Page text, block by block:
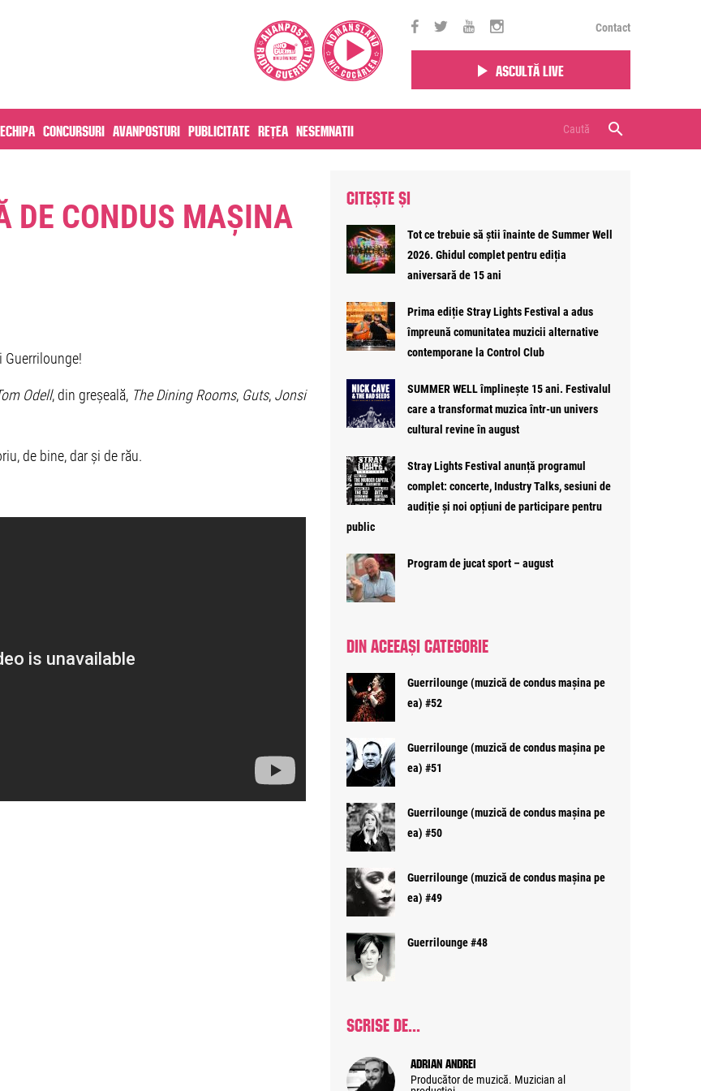
Contact
Ascultă live
Echipa Concursuri Avanposturi Publicitate Rețea Nesemnatii
DE CONDUS MAȘINA
Guerrilounge!
Odell, din greșeală, The Dining Rooms, Guts, Jonsi
de bine, dar și de rău.
CITEȘTE ȘI
Tot ce trebuie să știi înainte de Summer Well
2026. Ghidul complet pentru ediția
aniversară de 15 ani
Prima ediție Stray Lights Festival a adus
împreună comunitatea muzicii alternative
contemporane la Control Club
SUMMER WELL împlinește 15 ani. Festivalul
care a transformat muzica într-un univers
cultural revine în august
Stray Lights Festival anunță programul
complet: concerte, Industry Talks, sesiuni de
audiție și noi opțiuni de participare pentru
public
Program de jucat sport – august
DIN ACEEAȘI CATEGORIE
Guerrilounge (muzică de condus mașina pe
ea) #52
Guerrilounge (muzică de condus mașina pe
ea) #51
Guerrilounge (muzică de condus mașina pe
ea) #50
Guerrilounge (muzică de condus mașina pe
ea) #49
Guerrilounge #48
SCRISE DE...
Adrian Andrei
Producător de muzică. Muzician al